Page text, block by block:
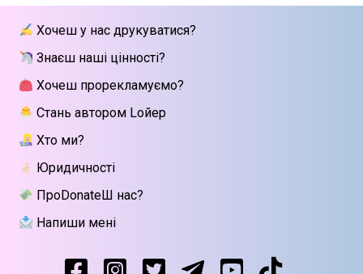
Хочеш у нас друкуватися?
Знаєш наші цінності?
Хочеш прорекламуємо?
Стань автором Lойер
Хто ми?
Юридичності
ПроDonateШ нас?
Напиши мені